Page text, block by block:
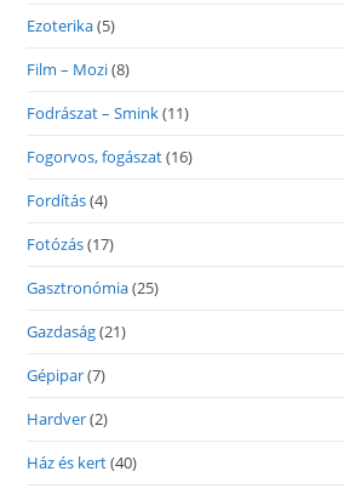
Ezoterika(5)
Film – Mozi(8)
Fodrászat – Smink(11)
Fogorvos, fogászat(16)
Fordítás(4)
Fotózás(17)
Gasztronómia(25)
Gazdaság(21)
Gépipar(7)
Hardver(2)
Ház és kert(40)